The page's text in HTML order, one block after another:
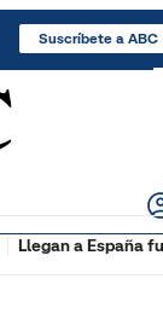
Suscríbete a ABC
Llegan a España